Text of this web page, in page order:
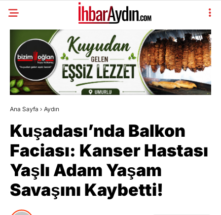
Ana Sayfa › Aydın
Kuşadası’nda Balkon
Faciası: Kanser Hastası
Yaşlı Adam Yaşam
Savaşını Kaybetti!